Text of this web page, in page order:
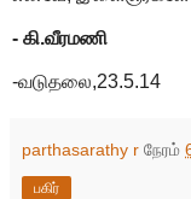
- கி.வீரமணி
-வடுதலை,23.5.14
parthasarathy r நேரம்
பகிர்